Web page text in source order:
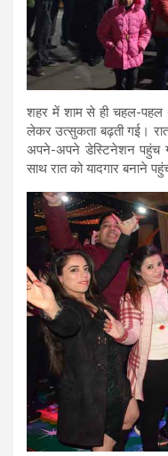
शहर में शाम से ही चहल-पहल
लेकर उत्सुकता बढ़ती गई।
अपने-अपने डेस्टिनेशन पहुंच
साथ रात को यादगार बनाने